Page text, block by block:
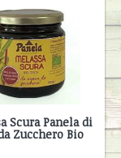
Scura Panela di
Zucchero Bio